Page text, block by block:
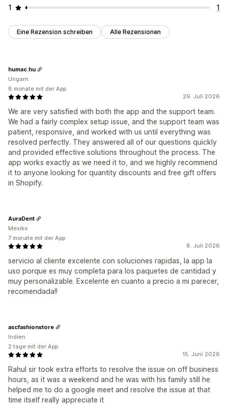
1 1
Eine Rezension schreiben Alle Rezensionen
29. Juli 2026
We are very satisfied with both the app and the support team.
We had a fairly complex setup issue, and the support team was
patient, responsive, and worked with us until everything was
resolved perfectly. They answered all of our questions quickly
and provided effective solutions throughout the process. The
app works exactly as we need it to, and we highly recommend
it to anyone looking for quantity discounts and free gift offers
in Shopify.
humac.hu
Ungarn
8 monate mit der App
8. Juli 2026
servicio al cliente excelente con soluciones rapidas, la app la
uso porque es muy completa para los paquetes de cantidad y
muy personalizable. Excelente en cuanto a precio a mi parecer,
recomendada!!
AuraDent
Mexiko
7 monate mit der App
15. Juni 2026
Rahul sir took extra efforts to resolve the issue on off business
hours, as it was a weekend and he was with his family still he
helped me to do a google meet and resolve the issue at that
time itself really appreciate it
ascfashionstore
Indien
2 tage mit der App